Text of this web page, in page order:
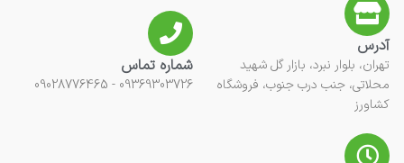
آدرس
تهران، بلوار نبرد، بازار گل شهید
محلاتی، جنب درب جنوب، فروشگاه
کشاورز
شماره تماس
09369303726 - 09028776465